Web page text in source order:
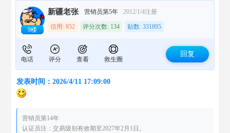
9楼
新疆老张 营销员第5年 2012/1/4注册
信用: 852 评分次数: 134 贴数: 331895
电话 评分 查看 救生圈
回复
发表时间：2026/4/11 17:09:00
营销员第14年
认证员注：交易级别有效期至2027年2月1日。